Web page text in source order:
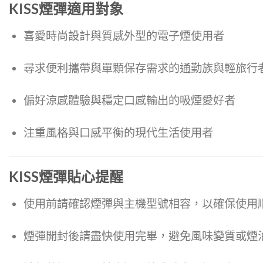
KISS煙彈適用對象
喜愛時尚設計與質感外型的電子煙使用者
尋求便利攜帶與單顆保存需求的通勤族與輕旅行
偏好涼感體驗與穩定口感輸出的吸煙愛好者
注重風格與口感平衡的現代生活使用者
KISS煙彈貼心提醒
使用前請確認煙彈與主機型號相容，以確保使用
煙彈開封後請盡快使用完畢，避免風味變質或煙